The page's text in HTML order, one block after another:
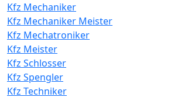
Kfz Mechaniker
Kfz Mechaniker Meister
Kfz Mechatroniker
Kfz Meister
Kfz Schlosser
Kfz Spengler
Kfz Techniker